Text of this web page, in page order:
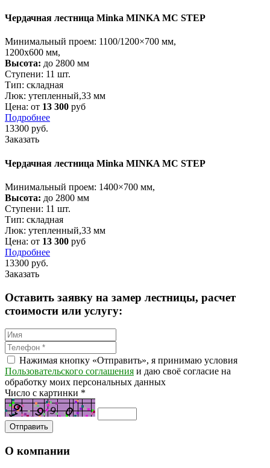
Чердачная лестница Minka MINKA MC STEP
Минимальный проем: 1100/1200×700 мм,
1200х600 мм,
Высота: до 2800 мм
Ступени: 11 шт.
Тип: складная
Люк: утепленный,33 мм
Цена: от 13 300 руб
Подробнее
13300 руб.
Заказать
Чердачная лестница Minka MINKA MC STEP
Минимальный проем: 1400×700 мм,
Высота: до 2800 мм
Ступени: 11 шт.
Тип: складная
Люк: утепленный,33 мм
Цена: от 13 300 руб
Подробнее
13300 руб.
Заказать
Оставить заявку на замер лестницы, расчет
стоимости или услугу:
Нажимая кнопку «Отправить», я принимаю условия
Пользовательского соглашения и даю своё согласие на
обработку моих персональных данных
Число с картинки *
О компании